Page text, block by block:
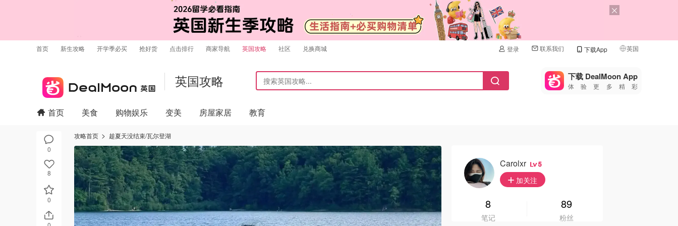
首页 新生攻略 开学季必买 抢好货 点击排行 商家导航 英国攻略 社区 兑换商城 登录 联系我们 下载App 英国
🇺🇸
🇨🇳 中国
英国攻略 下载 DealMoon App
体验更多精彩
0
8
0
首页 美食 购物娱乐 变美 房屋家居 教育
攻略首页 趁夏天没结束/瓦尔登湖
Carolxr 5
加关注
8
笔记
89
粉丝